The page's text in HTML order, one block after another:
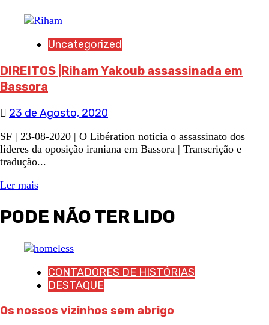
Uncategorized
DIREITOS |Riham Yakoub assassinada em
Bassora
23 de Agosto, 2020
SF | 23-08-2020 | O Libération noticia o assassinato dos
líderes da oposição iraniana em Bassora | Transcrição e
tradução...
Ler mais
PODE NÃO TER LIDO
CONTADORES DE HISTÓRIAS
DESTAQUE
Os nossos vizinhos sem abrigo